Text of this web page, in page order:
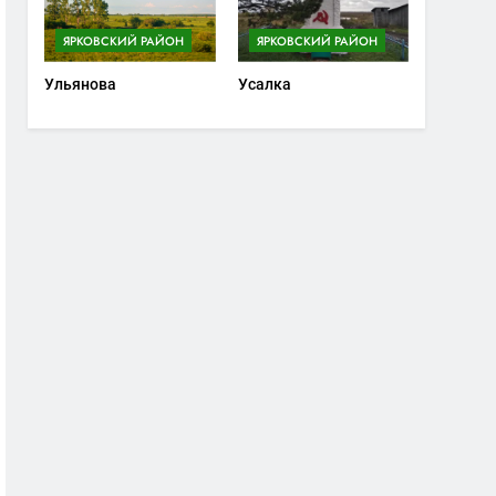
ЯРКОВСКИЙ РАЙОН
Ульянова
ЯРКОВСКИЙ РАЙОН
Усалка